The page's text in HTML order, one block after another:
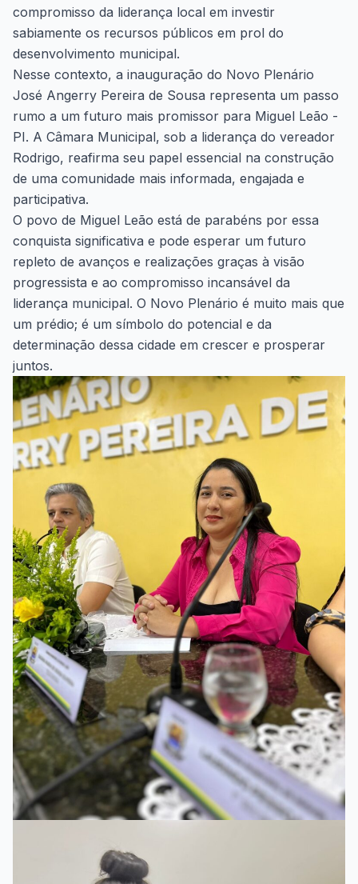
compromisso da liderança local em investir
sabiamente os recursos públicos em prol do
desenvolvimento municipal.
Nesse contexto, a inauguração do Novo Plenário
José Angerry Pereira de Sousa representa um passo
rumo a um futuro mais promissor para Miguel Leão -
PI. A Câmara Municipal, sob a liderança do vereador
Rodrigo, reafirma seu papel essencial na construção
de uma comunidade mais informada, engajada e
participativa.
O povo de Miguel Leão está de parabéns por essa
conquista significativa e pode esperar um futuro
repleto de avanços e realizações graças à visão
progressista e ao compromisso incansável da
liderança municipal. O Novo Plenário é muito mais que
um prédio; é um símbolo do potencial e da
determinação dessa cidade em crescer e prosperar
juntos.